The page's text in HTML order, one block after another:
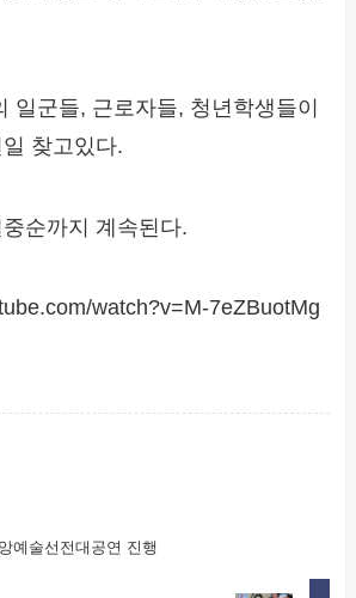
일군들, 근로자들, 청년학생들이
찾고있다.
순까지 계속된다.
watch?v=M-7eZBuotMg
예술선전대공연 진행